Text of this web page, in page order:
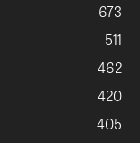
673
511
462
420
405